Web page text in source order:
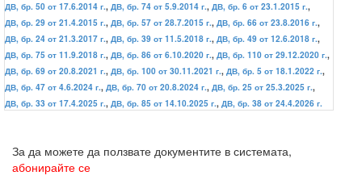
ДВ, бр. 50 от 17.6.2014 г., ДВ, бр. 74 от 5.9.2014 г., ДВ, бр. 6 от 23.1.2015 г.,
ДВ, бр. 29 от 21.4.2015 г., ДВ, бр. 57 от 28.7.2015 г., ДВ, бр. 66 от 23.8.2016 г.,
ДВ, бр. 24 от 21.3.2017 г., ДВ, бр. 39 от 11.5.2018 г., ДВ, бр. 49 от 12.6.2018 г.,
ДВ, бр. 75 от 11.9.2018 г., ДВ, бр. 86 от 6.10.2020 г., ДВ, бр. 110 от 29.12.2020 г.,
ДВ, бр. 69 от 20.8.2021 г., ДВ, бр. 100 от 30.11.2021 г., ДВ, бр. 5 от 18.1.2022 г.,
ДВ, бр. 47 от 4.6.2024 г., ДВ, бр. 70 от 20.8.2024 г., ДВ, бр. 25 от 25.3.2025 г.,
ДВ, бр. 33 от 17.4.2025 г., ДВ, бр. 85 от 14.10.2025 г., ДВ, бр. 38 от 24.4.2026 г.
За да можете да ползвате документите в системата,
абонирайте се